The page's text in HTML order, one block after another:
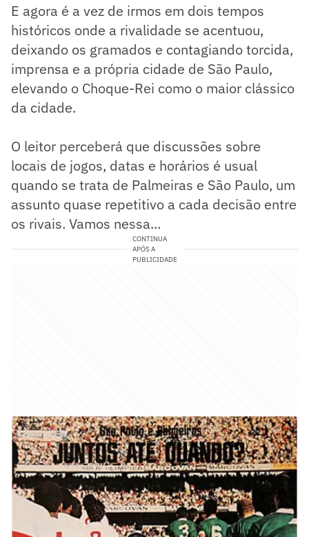
E agora é a vez de irmos em dois tempos
históricos onde a rivalidade se acentuou,
deixando os gramados e contagiando torcida,
imprensa e a própria cidade de São Paulo,
elevando o Choque-Rei como o maior clássico
da cidade.
O leitor perceberá que discussões sobre
locais de jogos, datas e horários é usual
quando se trata de Palmeiras e São Paulo, um
assunto quase repetitivo a cada decisão entre
os rivais. Vamos nessa...
CONTINUA
APÓS A
PUBLICIDADE